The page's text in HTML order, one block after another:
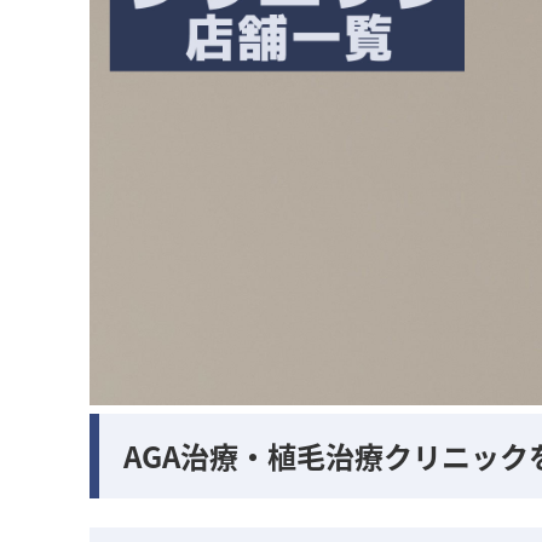
AGA治療・植毛治療クリニック